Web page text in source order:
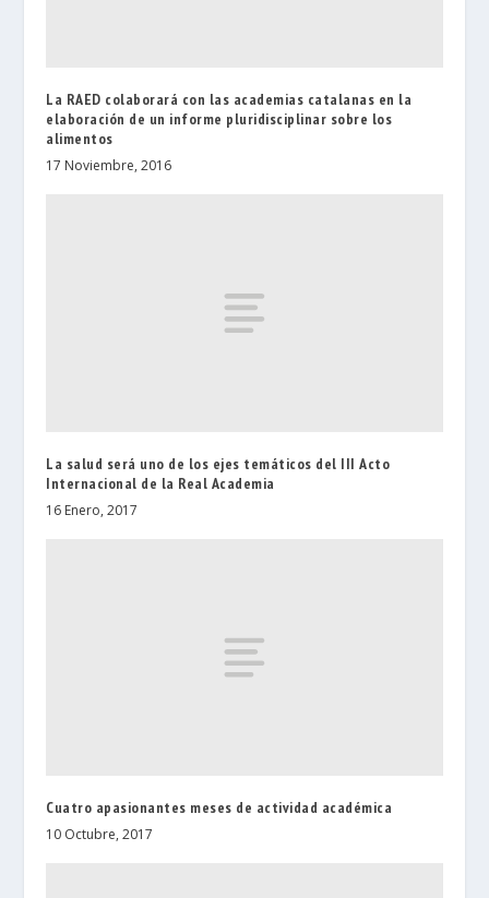
La RAED colaborará con las academias catalanas en la
elaboración de un informe pluridisciplinar sobre los
alimentos
17 Noviembre, 2016
La salud será uno de los ejes temáticos del III Acto
Internacional de la Real Academia
16 Enero, 2017
Cuatro apasionantes meses de actividad académica
10 Octubre, 2017